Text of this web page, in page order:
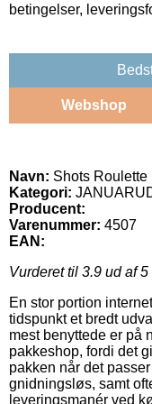
betingelser,
Webshop
Navn: Shots Roulette
Kategori:
Producent:
Varenummer: 4507
EAN:
Vurderet til 3.9 ud af 5
En stor portion
tidspunkt et bredt
mest benyttede er på
pakkeshop, fordi det
pakken når det
gnidningsløs, samt
leveringsmanér ved